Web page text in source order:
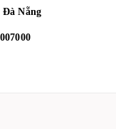
Đà Nẵng